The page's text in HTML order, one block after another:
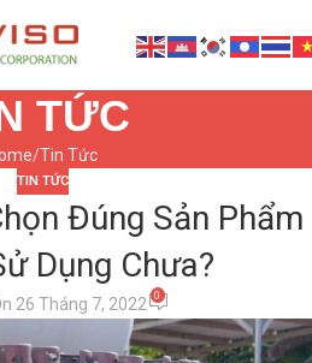
TỨC
Tin Tức
TIN TỨC
Đúng Sản Phẩm
Dụng Chưa?
26 Tháng 7, 2022 0